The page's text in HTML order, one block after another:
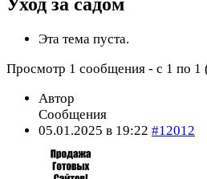
Эта тема пуста.
Просмотр 1 сообщения - с 1 по 1
Автор
Сообщения
05.01.2025 в 19:22 #12012